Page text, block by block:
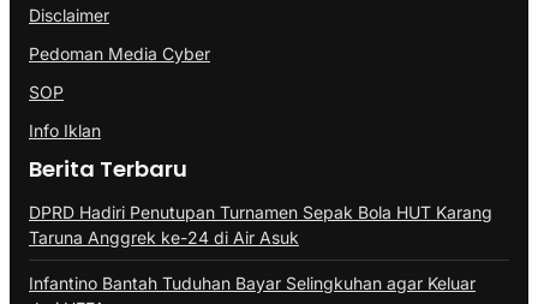
Disclaimer
Pedoman Media Cyber
SOP
Info Iklan
Berita Terbaru
DPRD Hadiri Penutupan Turnamen Sepak Bola HUT Karang
Taruna Anggrek ke-24 di Air Asuk
Infantino Bantah Tuduhan Bayar Selingkuhan agar Keluar